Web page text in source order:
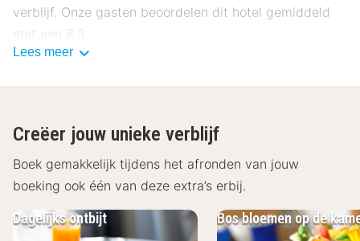
verblijf. Onze gasten beoordelen dit hotel gemiddeld
met een 8.3.
bezienswaardigheden. Ontdek de omgeving met deze
hoogtepunten:
Shoppingcentra Genk - 600 m
C-Mine Cultuurcentrum - 2,4 km
Europlanetarium Genk - op 3,8 km
Lees meer
Creëer jouw unieke verblijf
Boek gemakkelijk tijdens het afronden van jouw
boeking ook één van deze extra’s erbij.
Bos bloemen op de
Dagelijks ontbijt